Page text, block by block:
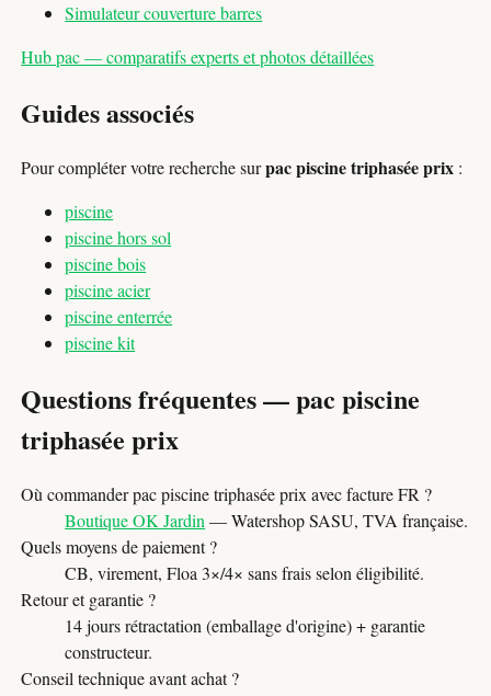
Simulateur couverture barres
Hub pac — comparatifs experts et photos détaillées
Guides associés
Pour compléter votre recherche surpac piscine triphasée prix :
piscine
piscine hors sol
piscine bois
piscine acier
piscine enterrée
piscine kit
Questions fréquentes — pac piscine
triphasée prix
Où commander pac piscine triphasée prix avec facture FR ?
Boutique OK Jardin — Watershop SASU, TVA française.
Quels moyens de paiement ?
CB, virement, Floa 3×/4× sans frais selon éligibilité.
Retour et garantie ?
14 jours rétractation (emballage d'origine) + garantie
constructeur.
Conseil technique avant achat ?